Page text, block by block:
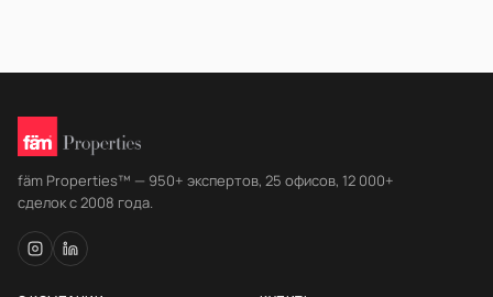
fäm Properties™ — 950+ экспертов, 25 офисов, 12 000+
сделок с 2008 года.